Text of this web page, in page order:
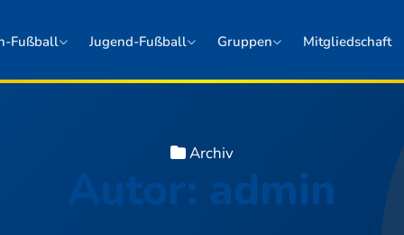
Fußball Jugend-Fußball Gruppen Mitgliedschaft
Archiv
Autor: admin